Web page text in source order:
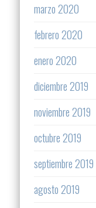
marzo 2020
febrero 2020
enero 2020
diciembre 2019
noviembre 2019
octubre 2019
septiembre 2019
agosto 2019